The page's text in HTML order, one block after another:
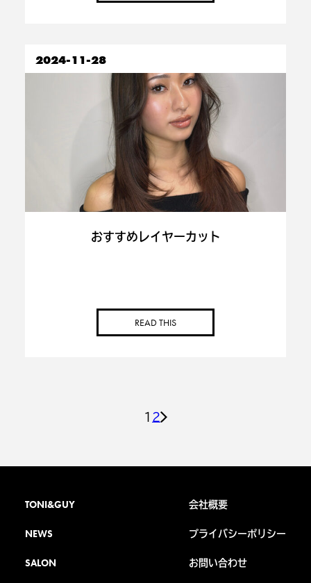
2024-11-28
おすすめレイヤーカット
READ THIS
1 2
TONI&GUY
NEWS
SALON
会社概要
プライバシーポリシー
お問い合わせ